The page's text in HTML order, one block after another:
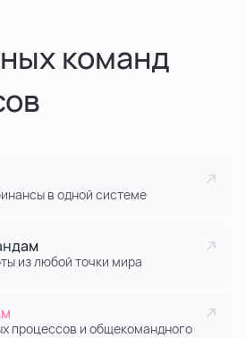
команд
в одной системе
из любой точки мира
процессов и общекомандного